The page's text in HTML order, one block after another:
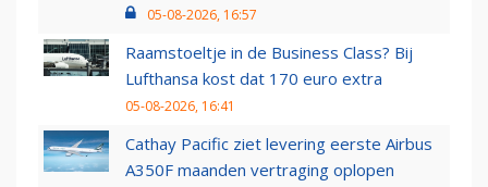
05-08-2026, 16:57
Raamstoeltje in de Business Class? Bij
Lufthansa kost dat 170 euro extra
05-08-2026, 16:41
Cathay Pacific ziet levering eerste Airbus
A350F maanden vertraging oplopen